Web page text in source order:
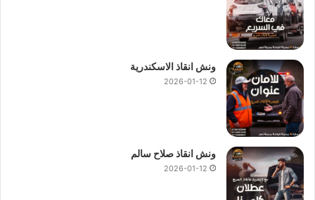
ونش انقاذ الاسكندرية
2026-01-12
ونش انقاذ صلاح سالم
2026-01-12